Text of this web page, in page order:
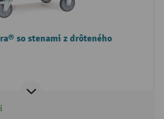
so stenami z drôteného